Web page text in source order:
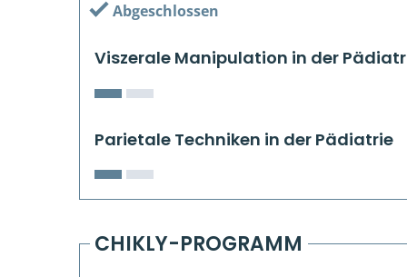
Abgeschlossen
Viszerale Manipulation in der
Parietale Techniken in der Pädiatrie
CHIKLY-PROGRAMM